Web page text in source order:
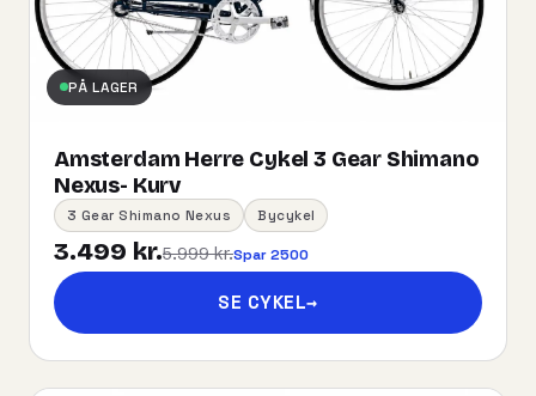
PÅ LAGER
Amsterdam Herre Cykel 3 Gear Shimano
Nexus- Kurv
3 Gear Shimano Nexus Bycykel
3.499 kr.5.999 kr.Spar 2500
SE CYKEL→